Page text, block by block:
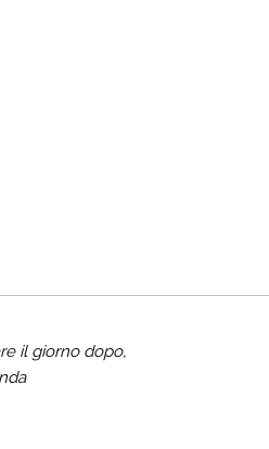
il giorno dopo,